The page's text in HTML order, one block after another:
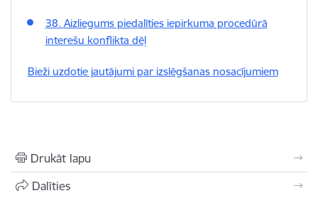
38. Aizliegums piedalīties iepirkuma procedūrā
interešu konflikta dēļ
Bieži uzdotie jautājumi par izslēgšanas nosacījumiem
Drukāt lapu
Dalīties